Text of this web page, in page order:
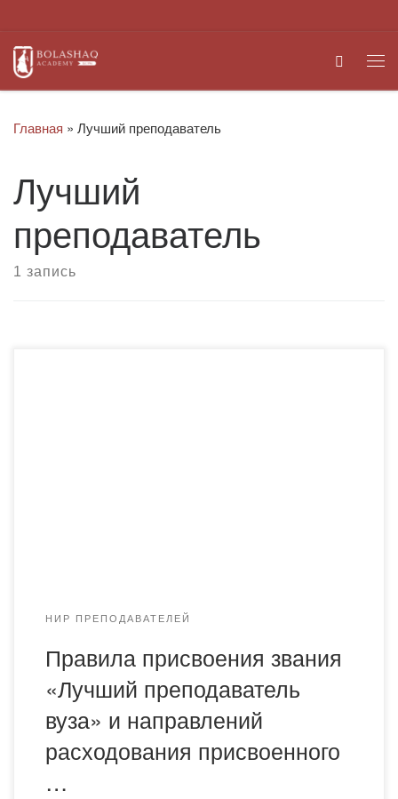
Search
Главная » Лучший преподаватель
Лучший
преподаватель
1 запись
НИР ПРЕПОДАВАТЕЛЕЙ
Правила присвоения звания
«Лучший преподаватель
вуза» и направлений
расходования присвоенного
…